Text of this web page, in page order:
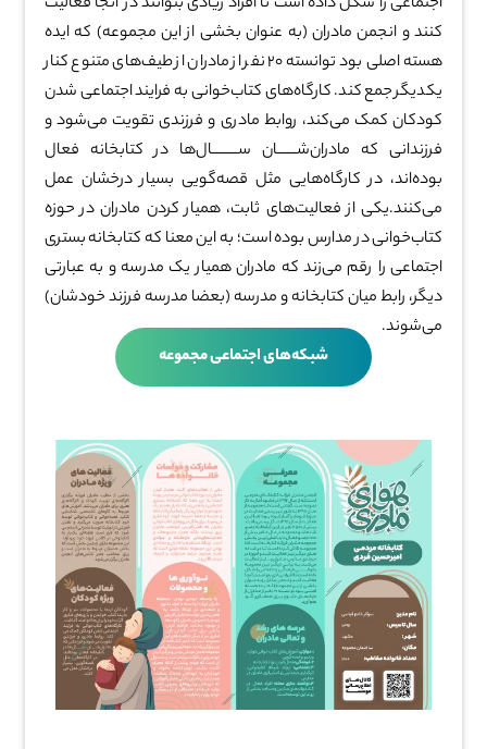
کنند و انجمن مادران (به عنوان بخشی از این مجموعه) که ایده
هسته اصلی بود توانسته ۲۰ نفر از مادران از طیف‌های متنوع کنار
یکدیگر جمع کند.کارگاه‌های کتاب‌خوانی به فرایند اجتماعی شدن
کودکان کمک می‌کند، روابط مادری و فرزندی تقویت می‌شود و
فرزندانی که مادران‌شــــــان ســــــــال‌ها در کتابخانه فعال
بوده‌اند، در کارگاه‌هایی مثل قصه‌گویی بسیار درخشان عمل
می‌کنند.یکی از فعالیت‌های ثابت، همیار کردن مادران در حوزه
کتاب‌خوانی در مدارس بوده است؛ به این معنا که کتابخانه بستری
اجتماعی را رقم می‌زند که مادران همیار یک مدرسه و به عبارتی
دیگر، رابط میان کتابخانه و مدرسه (بعضا مدرسه فرزند خودشان)
می‌شوند.
شبکه‌های اجتماعی مجموعه